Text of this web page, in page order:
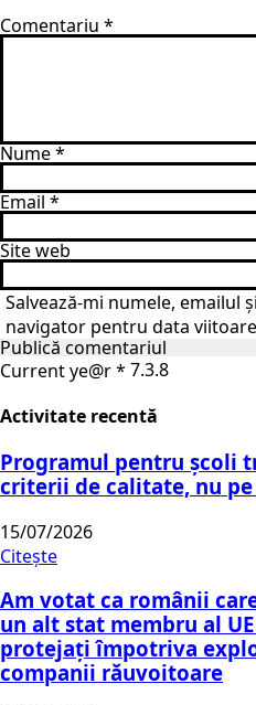
Comentariu *
Nume*
Email*
Site web
Salvează-mi numele, emailul
navigator pentru data
Current ye@r*
Activitate recentă
Programul pentru școli
criterii de calitate, nu
15/07/2026
Citește
Am votat ca românii
un alt stat membru al
protejați împotriva
companii răuvoitoare